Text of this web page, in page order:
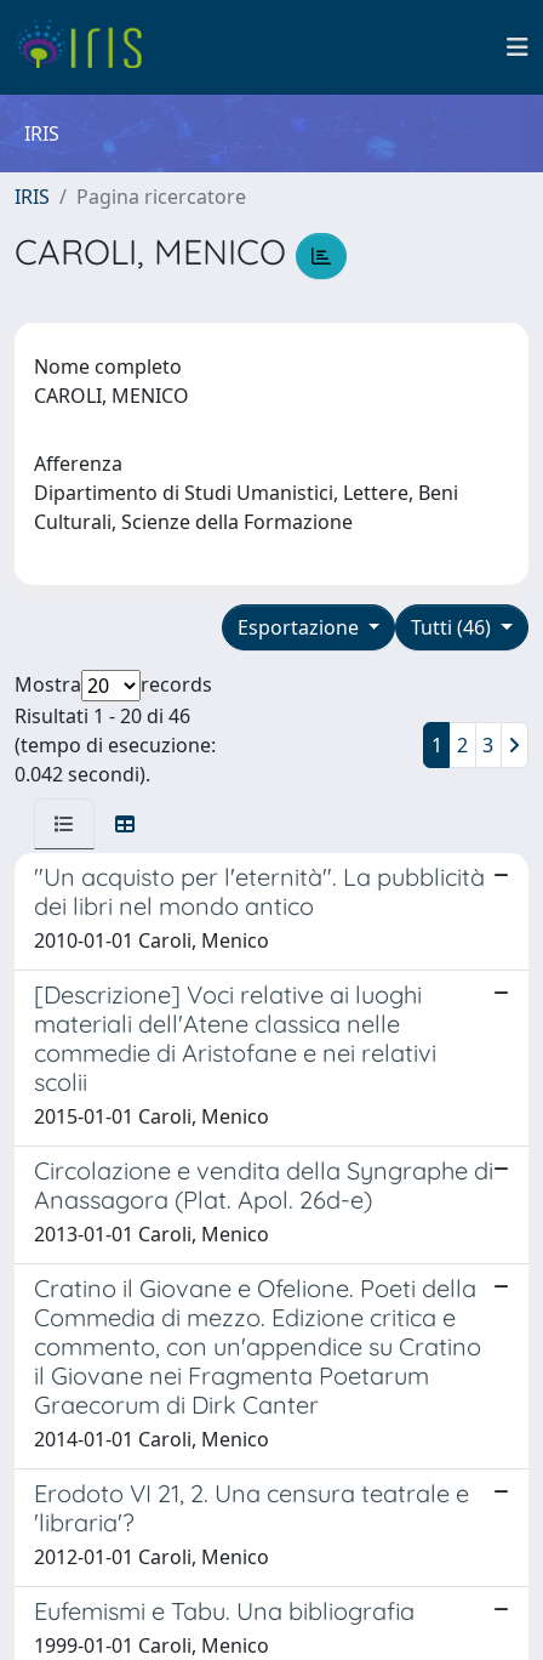
IRIS
IRIS Pagina ricercatore
CAROLI, MENICO
Nome completo
CAROLI, MENICO
Afferenza
Dipartimento di Studi Umanistici, Lettere, Beni
Culturali, Scienze della Formazione
Tutti (46)
Esportazione
Mostra
records
Risultati 1 - 20 di 46
(tempo di esecuzione:
0.042 secondi).
1 2 3
"Un acquisto per l'eternità". La pubblicità
dei libri nel mondo antico
2010-01-01 Caroli, Menico
[Descrizione] Voci relative ai luoghi
materiali dell'Atene classica nelle
commedie di Aristofane e nei relativi
scolii
2015-01-01 Caroli, Menico
Circolazione e vendita della Syngraphe di
Anassagora (Plat. Apol. 26d-e)
2013-01-01 Caroli, Menico
Cratino il Giovane e Ofelione. Poeti della
Commedia di mezzo. Edizione critica e
commento, con un'appendice su Cratino
il Giovane nei Fragmenta Poetarum
Graecorum di Dirk Canter
2014-01-01 Caroli, Menico
Erodoto VI 21, 2. Una censura teatrale e
'libraria'?
2012-01-01 Caroli, Menico
Eufemismi e Tabu. Una bibliografia
1999-01-01 Caroli, Menico